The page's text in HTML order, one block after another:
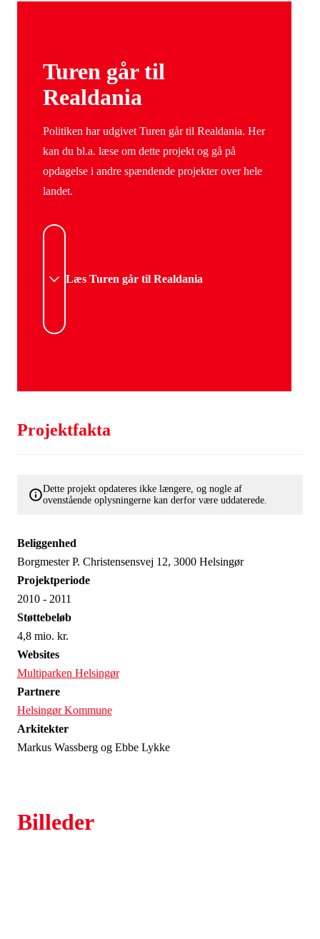
Turen går til
Realdania
Politiken har udgivet Turen går til Realdania. Her
kan du bl.a. læse om dette projekt og gå på
opdagelse i andre spændende projekter over hele
landet.
Læs Turen går til Realdania
Projektfakta
Dette projekt opdateres ikke længere, og nogle af
ovenstående oplysningerne kan derfor være uddaterede.
Beliggenhed
Borgmester P. Christensensvej 12, 3000 Helsingør
Projektperiode
2010 - 2011
Støttebeløb
4,8 mio. kr.
Websites
Multiparken Helsingør
Partnere
Helsingør Kommune
Arkitekter
Markus Wassberg og Ebbe Lykke
Billeder